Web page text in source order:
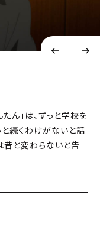
ん」は、ずっと学校を
続くわけがないと話
昔と変わらないと告